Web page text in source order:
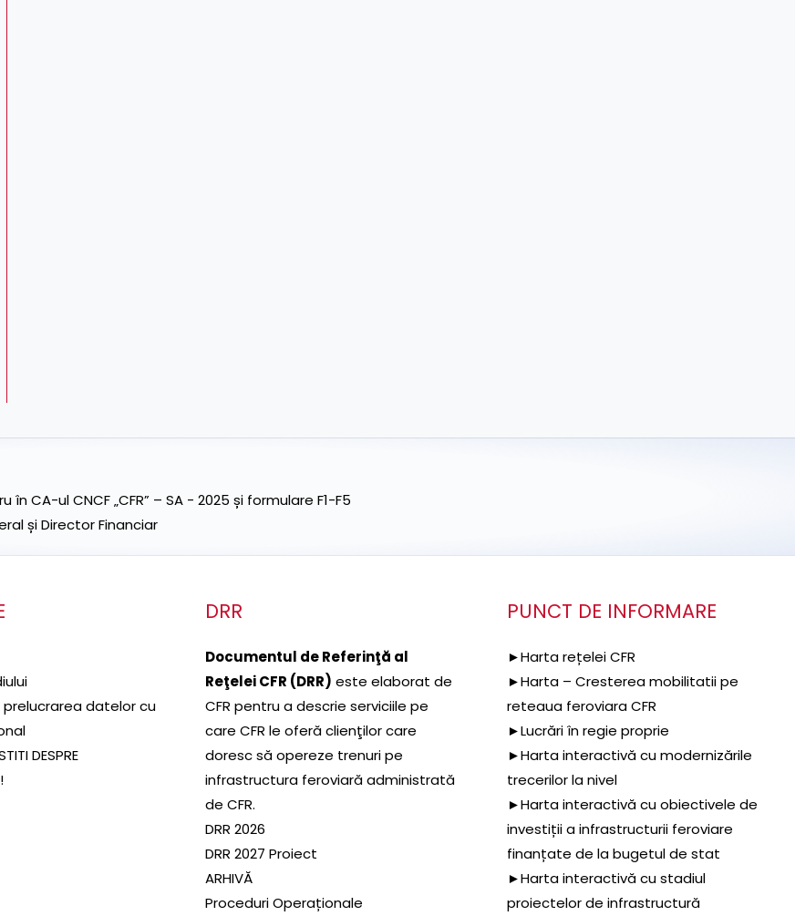
CA-ul CNCF „CFR” – SA - 2025 și formulare F1-F5
și Director Financiar
prelucrarea datelor cu
DESPRE
DRR
Documentul de Referinţă al
Reţelei CFR (DRR) este elaborat de
CFR pentru a descrie serviciile pe
care CFR le oferă clienţilor care
doresc să opereze trenuri pe
infrastructura feroviară administrată
de CFR.
DRR 2026
DRR 2027 Proiect
ARHIVĂ
Proceduri Operaționale
PUNCT DE INFORMARE
►Harta rețelei CFR
►Harta – Cresterea mobilitatii pe
reteaua feroviara CFR
►Lucrări în regie proprie
►Harta interactivă cu modernizările
trecerilor la nivel
►Harta interactivă cu obiectivele de
investiții a infrastructurii feroviare
finanțate de la bugetul de stat
►Harta interactivă cu stadiul
proiectelor de infrastructură